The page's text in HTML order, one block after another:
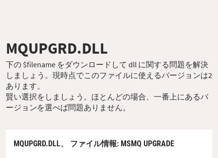
MQUPGRD.DLL
下の $filename をダウンロードして dll に関する問題を解決
しましょう。現時点でこのファイルに使えるバージョンは2
あります。
賢い選択をしましょう。ほとんどの場合、一番上にあるバ
ージョンを選べば問題ありません。
MQUPGRD.DLL、 ファイル情報: MSMQ UPGRADE